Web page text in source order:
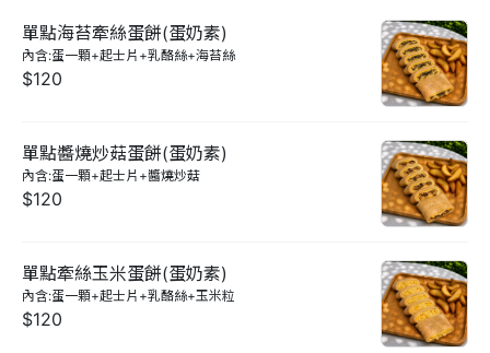
單點海苔牽絲蛋餅(蛋奶素)
內含:蛋一顆+起士片+乳酪絲+海苔絲
$120
單點醬燒炒菇蛋餅(蛋奶素)
內含:蛋一顆+起士片+醬燒炒菇
$120
單點牽絲玉米蛋餅(蛋奶素)
內含:蛋一顆+起士片+乳酪絲+玉米粒
$120